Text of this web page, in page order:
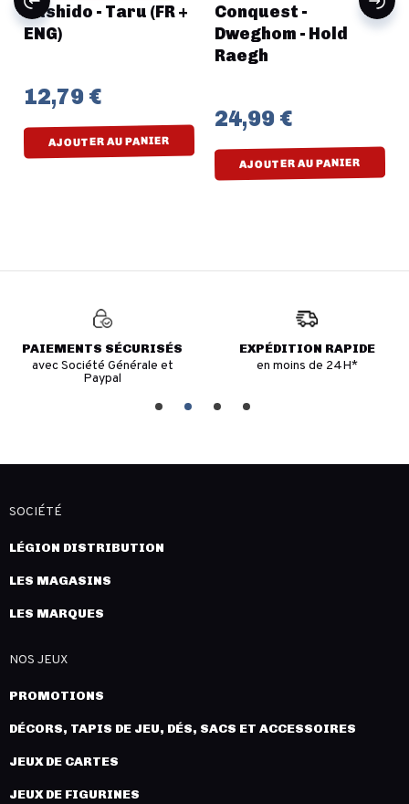
Bushido - Taru (FR +
ENG)
12,79 €
AJOUTER AU PANIER
Conquest -
Dweghom - Hold
Raegh
24,99 €
AJOUTER AU PANIER
PAIEMENTS SÉCURISÉS
avec Société Générale et
Paypal
EXPÉDITION RAPIDE
en moins de 24H*
SOCIÉTÉ
LÉGION DISTRIBUTION
LES MAGASINS
LES MARQUES
NOS JEUX
PROMOTIONS
DÉCORS, TAPIS DE JEU, DÉS, SACS ET ACCESSOIRES
JEUX DE CARTES
JEUX DE FIGURINES